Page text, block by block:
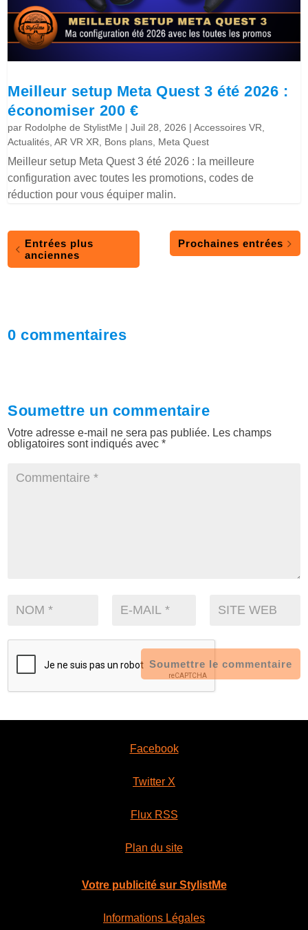
Meilleur setup Meta Quest 3 été 2026 :
économiser 200 €
par Rodolphe de StylistMe |Juil 28, 2026 |Accessoires VR
Actualités ,AR VR XR Bons plans Meta Quest
Meilleur setup Meta Quest 3 été 2026 : la meilleure
configuration avec toutes les promotions, codes de
réduction pour vous équiper malin.
Entrées plus
anciennes
Prochaines entrées
0 commentaires
Soumettre un commentaire
Votre adresse e-mail ne sera pas publiée. Les champs
obligatoires sont indiqués avec*
Soumettre le commentaire
Facebook
Twitter X
Flux RSS
Plan du site
Votre publicité sur StylistMe
Informations Légales